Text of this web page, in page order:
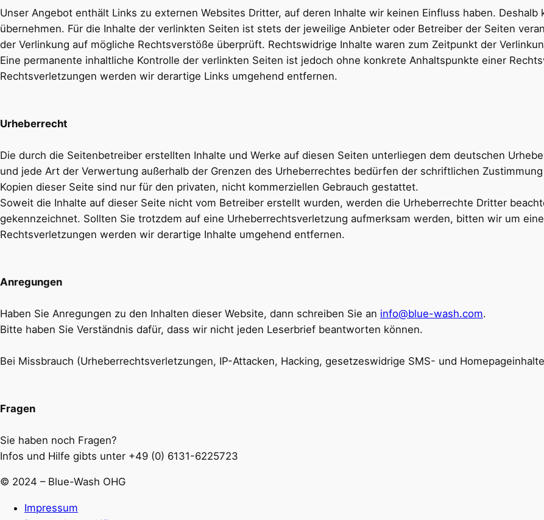
Unser Angebot enthält Links zu externen Websites Dritter, auf deren Inhalte wir keinen Einfluss haben.
übernehmen. Für die Inhalte der verlinkten Seiten ist stets der jeweilige Anbieter oder Betreiber der Seiten
der Verlinkung auf mögliche Rechtsverstöße überprüft. Rechtswidrige Inhalte waren zum Zeitpunkt der
Eine permanente inhaltliche Kontrolle der verlinkten Seiten ist jedoch ohne konkrete Anhaltspunkte einer
Rechtsverletzungen werden wir derartige Links umgehend entfernen.
Urheberrecht
Die durch die Seitenbetreiber erstellten Inhalte und Werke auf diesen Seiten unterliegen dem deutschen
und jede Art der Verwertung außerhalb der Grenzen des Urheberrechtes bedürfen der schriftlichen
Kopien dieser Seite sind nur für den privaten, nicht kommerziellen Gebrauch gestattet.
Soweit die Inhalte auf dieser Seite nicht vom Betreiber erstellt wurden, werden die Urheberrechte Dritter
gekennzeichnet. Sollten Sie trotzdem auf eine Urheberrechtsverletzung aufmerksam werden, bitten wir um
Rechtsverletzungen werden wir derartige Inhalte umgehend entfernen.
Anregungen
Haben Sie Anregungen zu den Inhalten dieser Website, dann schreiben Sie an info@blue-wash.com.
Bitte haben Sie Verständnis dafür, dass wir nicht jeden Leserbrief beantworten können.
Bei Missbrauch (Urheberrechtsverletzungen, IP-Attacken, Hacking, gesetzeswidrige SMS- und
Fragen
Sie haben noch Fragen?
Infos und Hilfe gibts unter +49 (0) 6131-6225723
© 2024 – Blue-Wash OHG
Impressum